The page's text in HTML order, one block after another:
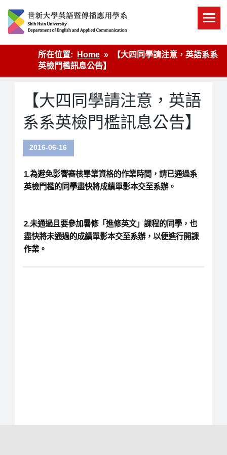
content
英語傳播
所在位置:
Home
【大四同學請注意，英語系系
英檢門檻訊息公告】
【大四同學請注意，英語
系系英檢門檻訊息公告】
2016-06-16
1.為避免影響審核畢業資格的作業時間，請已通過系
英檢門檻的同學盡快將成績單影本交至系辦。
2.未通過且要參加暑修「進修英文」課程的同學，也
盡快將未通過的成績單影本交至系辦，以便進行開課
作業。